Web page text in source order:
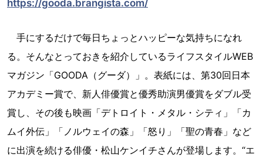
https://gooda.brangista.com/
手にするだけで毎日ちょっとハッピーな気持ちになれ
る。そんなとっておきを紹介しているライフスタイルWEB
マガジン「GOODA（グーダ）」。表紙には、第30回日本
アカデミー賞で、新人俳優賞と優秀助演男優賞をダブル受
賞し、その後も映画「デトロイト・メタル・シティ」「カ
ムイ外伝」「ノルウェイの森」「怒り」「聖の青春」など
に出演を続ける俳優・松山ケンイチさんが登場します。“エ